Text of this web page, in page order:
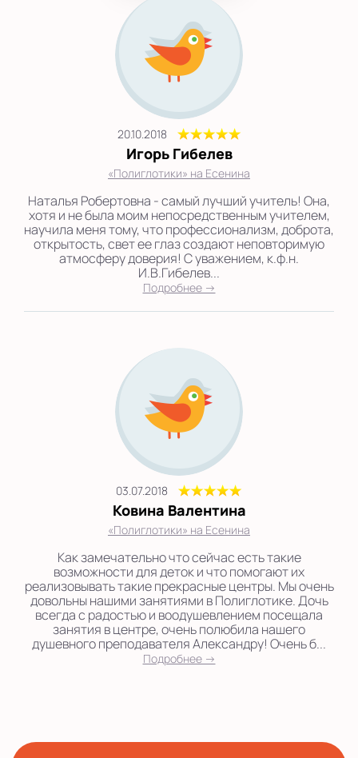
20.10.2018
Игорь Гибелев
«Полиглотики» на Есенина
Наталья Робертовна - самый лучший учитель! Она,
хотя и не была моим непосредственным учителем,
научила меня тому, что профессионализм, доброта,
открытость, свет ее глаз создают неповторимую
атмосферу доверия! С уважением, к.ф.н.
И.В.Гибелев...
Подробнее →
03.07.2018
Ковина Валентина
«Полиглотики» на Есенина
Как замечательно что сейчас есть такие
возможности для деток и что помогают их
реализовывать такие прекрасные центры. Мы очень
довольны нашими занятиями в Полиглотике. Дочь
всегда с радостью и воодушевлением посещала
занятия в центре, очень полюбила нашего
душевного преподавателя Александру! Очень б...
Подробнее →